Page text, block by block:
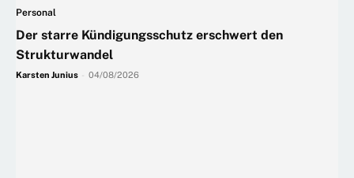
Personal
Der starre Kündigungsschutz erschwert den
Strukturwandel
Karsten Junius 04/08/2026